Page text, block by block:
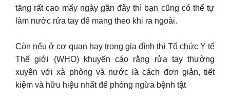
tăng rất cao mấy ngày gần đây thì bạn cũng có thể tự
làm nước rửa tay để mang theo khi ra ngoài.
Còn nếu ở cơ quan hay trong gia đình thì Tổ chức Y tế
Thế giới (WHO) khuyến cáo rằng rửa tay thường
xuyên với xà phòng và nước là cách đơn giản, tiết
kiệm và hữu hiệu nhất để phòng ngừa bệnh tật